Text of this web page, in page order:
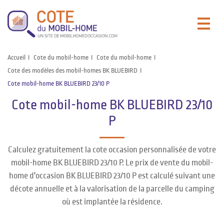
Accueil Cote du mobil-home
Cote du mobil-home
Cote des modèles des mobil-homes BK BLUEBIRD
Cote mobil-home BK BLUEBIRD 23/10 P
Cote mobil-home BK BLUEBIRD 23/10
P
Calculez gratuitement la cote occasion personnalisée de votre
mobil-home BK BLUEBIRD 23/10 P. Le prix de vente du mobil-
home d'occasion BK BLUEBIRD 23/10 P est calculé suivant une
décote annuelle et à la valorisation de la parcelle du camping
où est implantée la résidence.